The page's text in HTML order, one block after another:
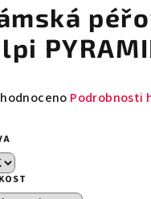
Podrobnosti